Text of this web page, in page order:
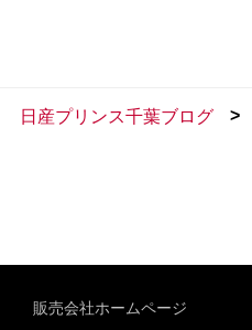
日産プリンス千葉ブログ >
販売会社ホームページ